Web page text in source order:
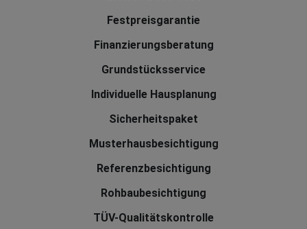
Festpreisgarantie
Finanzierungsberatung
Grundstücksservice
Individuelle Hausplanung
Sicherheitspaket
Musterhausbesichtigung
Referenzbesichtigung
Rohbaubesichtigung
TÜV-Qualitätskontrolle